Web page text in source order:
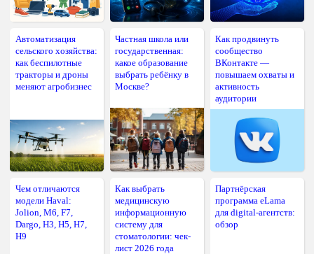
Автоматизация
сельского хозяйства:
как беспилотные
тракторы и дроны
меняют агробизнес
Частная школа или
государственная:
какое образование
выбрать ребёнку в
Москве?
Как продвинуть
сообщество
ВКонтакте —
повышаем охваты и
активность
аудитории
Чем отличаются
модели Haval:
Jolion, M6, F7,
Dargo, H3, H5, H7,
H9
Как выбрать
медицинскую
информационную
систему для
стоматологии: чек-
лист 2026 года
Партнёрская
программа eLama
для digital-агентств:
обзор